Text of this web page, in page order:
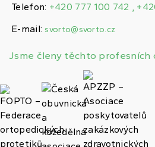
Telefon: +420 777 100 742 ,
E-mail: svorto@svorto.cz
Jsme členy těchto profesních